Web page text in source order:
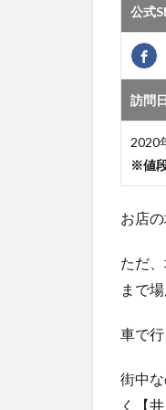
公式
訪問日
2020
※値
お店
ただ
まで
車で
街中
く【